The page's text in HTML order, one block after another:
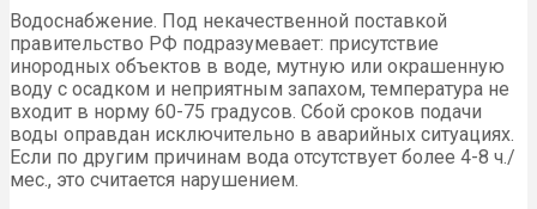
Водоснабжение. Под некачественной поставкой
правительство РФ подразумевает: присутствие
инородных объектов в воде, мутную или окрашенную
воду с осадком и неприятным запахом, температура не
входит в норму 60-75 градусов. Сбой сроков подачи
воды оправдан исключительно в аварийных ситуациях.
Если по другим причинам вода отсутствует более 4-8 ч./
мес., это считается нарушением.